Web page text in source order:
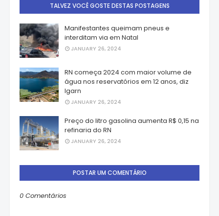
TALVEZ VOCÊ GOSTE DESTAS POSTAGENS
Manifestantes queimam pneus e
interditam via em Natal
JANUARY 26, 2024
RN começa 2024 com maior volume de
água nos reservatórios em 12 anos, diz
Igarn
JANUARY 26, 2024
Preço do litro gasolina aumenta R$ 0,15 na
refinaria do RN
JANUARY 26, 2024
POSTAR UM COMENTÁRIO
0 Comentários